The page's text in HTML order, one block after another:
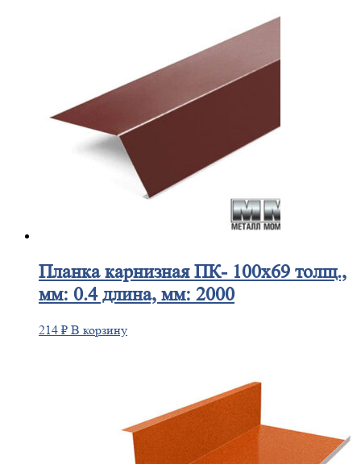
Планкакарнизная ПК- 100х69 толщ.,
мм: 0.4 длина, мм: 2000
214 ₽ В корзину